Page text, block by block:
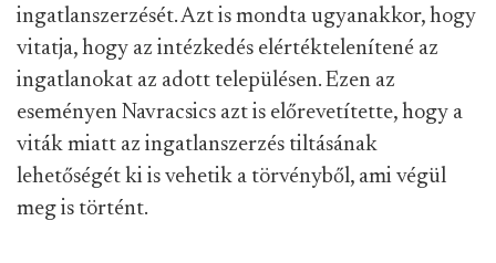
ingatlanszerzését. Azt is mondta ugyanakkor, hogy
vitatja, hogy az intézkedés elértéktelenítené az
ingatlanokat az adott településen. Ezen az
eseményen Navracsics azt is előrevetítette, hogy a
viták miatt az ingatlanszerzés tiltásának
lehetőségét ki is vehetik a törvényből, ami végül
meg is történt.